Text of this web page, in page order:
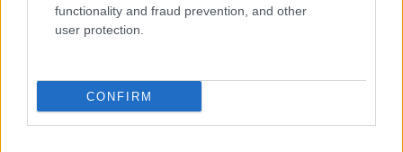
functionality and fraud prevention, and other
user protection.
CONFIRM
Camilla Pellegrini · 16 Lug 2026
PIÙ LETTI
1